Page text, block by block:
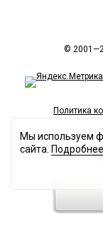
©
Политика
Мы используем
сайта. Подробнее